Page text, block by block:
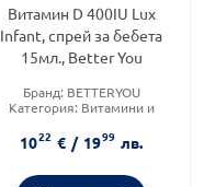
Витамин D 400IU Lux
Infant, спрей за бебета
15мл., Better You
Бранд: BETTERYOU
Категория: Витамини и
1022 € / 1999 лв.